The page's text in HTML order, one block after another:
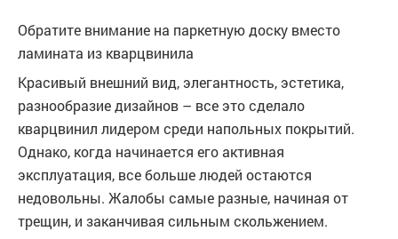
Обратите внимание на паркетную доску вместо
ламината из кварцвинила
Красивый внешний вид, элегантность, эстетика,
разнообразие дизайнов – все это сделало
кварцвинил лидером среди напольных покрытий.
Однако, когда начинается его активная
эксплуатация, все больше людей остаются
недовольны. Жалобы самые разные, начиная от
трещин, и заканчивая сильным скольжением.